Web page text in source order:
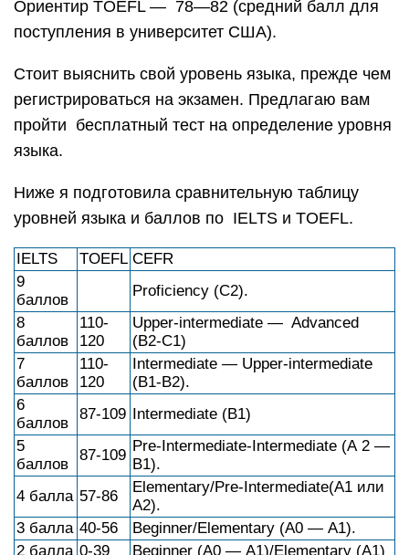
Ориентир TOEFL — 78—82 (средний балл для
поступления в университет США).
Стоит выяснить свой уровень языка, прежде чем
регистрироваться на экзамен. Предлагаю вам
пройти бесплатный тест на определение уровня
языка.
Ниже я подготовила сравнительную таблицу
уровней языка и баллов по IELTS и TOEFL.
IELTS TOEFL CEFR
9
баллов
Proficiency (С2).
8
баллов
110-
120
Upper-intermediate — Advanced
(В2-С1)
7
баллов
110-
120
Intermediate — Upper-intermediate
(В1-В2).
6
баллов
87-109
Intermediate (В1)
5
баллов
87-109
Pre-Intermediate-Intermediate (А 2 —
В1).
4 балла 57-86
Elementary/Pre-Intermediate(А1 или
А2).
3 балла 40-56
Beginner/Elementary (А0 — А1).
2 балла 0-39 Beginner (А0 — А1)/Elementary (А1)